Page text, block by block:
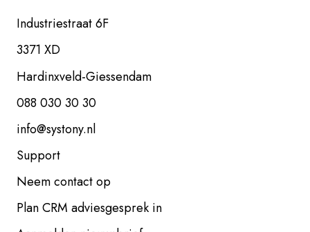
Industriestraat 6F
3371 XD
Hardinxveld-Giessendam
088 030 30 30
info@systony.nl
Support
Neem contact op
Plan CRM adviesgesprek in